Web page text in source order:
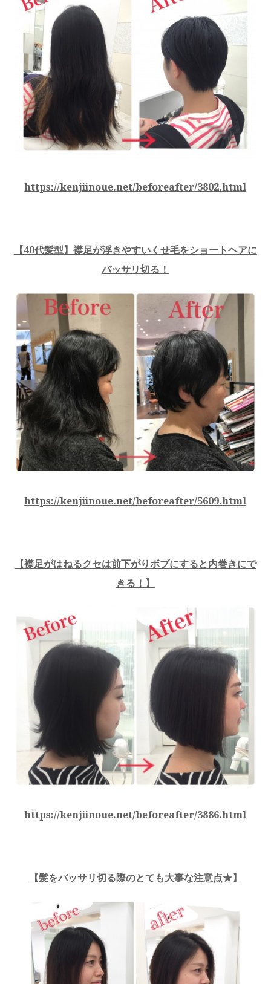
https://kenjiinoue.net/beforeafter/3802.html
【40代髪型】襟足が浮きやすいくせ毛をショートヘアに
バッサリ切る！
https://kenjiinoue.net/beforeafter/5609.html
【襟足がはねるクセは前下がりボブにすると内巻きにで
きる！ 】
https://kenjiinoue.net/beforeafter/3886.html
【髪をバッサリ切る際のとても大事な注意点★】